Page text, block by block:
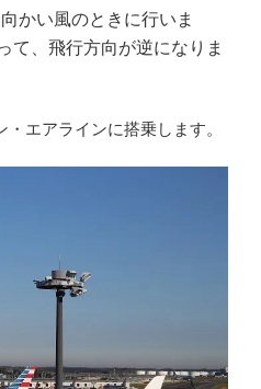
向かい風のときに行いま
て、飛行方向が逆になりま
エアラインに搭乗します。